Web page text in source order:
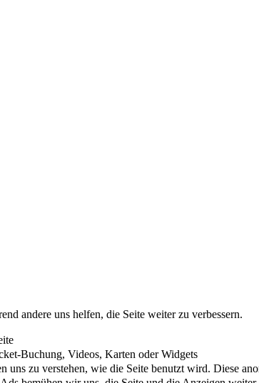
andere uns helfen, die Seite weiter zu verbessern.
Buchung, Videos, Karten oder Widgets
zu verstehen, wie die Seite benutzt wird. Diese